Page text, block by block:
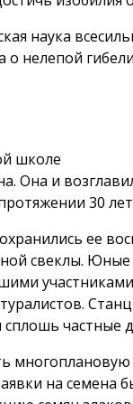
наука
школе
Она и
30
свеклы.
сплошь частные
на